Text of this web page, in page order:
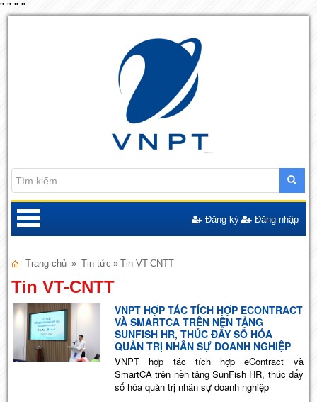
" " " "
Đăng ký Đăng nhập
Trang chủ » Tin tức » Tin VT-CNTT
Tin VT-CNTT
VNPT HỢP TÁC TÍCH HỢP ECONTRACT
VÀ SMARTCA TRÊN NỀN TẢNG
SUNFISH HR, THÚC ĐẨY SỐ HÓA
QUẢN TRỊ NHÂN SỰ DOANH NGHIỆP
VNPT hợp tác tích hợp eContract và
SmartCA trên nền tảng SunFish HR, thúc đẩy
số hóa quản trị nhân sự doanh nghiệp